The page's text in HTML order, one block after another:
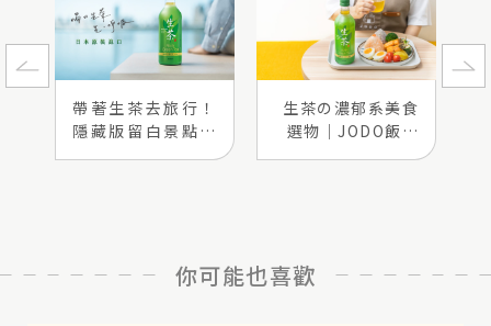
帶著生茶去旅行！
隱藏版留白景點推
生茶の濃郁系美食
選物｜JODO飯糰
你可能也喜歡